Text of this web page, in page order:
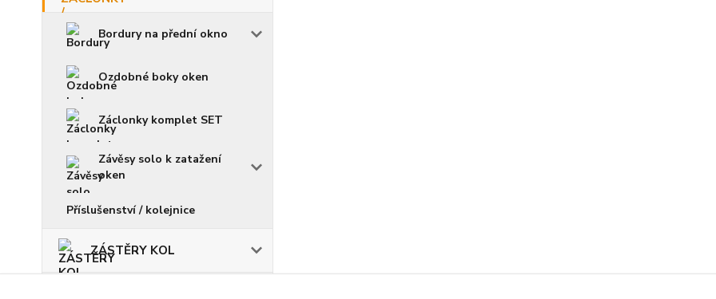
Bordury na přední okno
Ozdobné boky oken
Záclonky komplet SET
Závěsy solo k zatažení
oken
Příslušenství / kolejnice
ZÁSTĚRY KOL